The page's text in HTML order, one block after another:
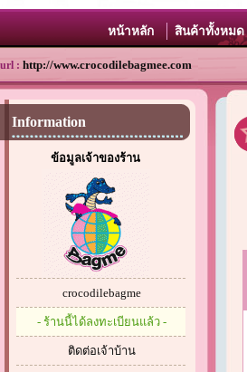
หน้าหลัก สินค้าทั้งหมด
url : http://www.crocodilebagmee.com
Information
ข้อมูลเจ้าของร้าน
crocodilebagme
- ร้านนี้ได้ลงทะเบียนแล้ว -
ติดต่อเจ้าบ้าน